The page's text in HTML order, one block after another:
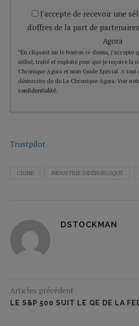
J'accepte de recevoir une
d'offres de la part de
Agora
*En cliquant sur le bouton ci-dessus, j’accepte
utilisé, traité et exploité pour que je reçoive la
Chronique Agora et mon Guide Spécial. A tout
désinscrire de de La Chronique Agora. Voir
confidentialité.
Trustpilot
CHINE INDUSTRIE SIDÉRURGIQUE
DSTOCKMAN
Articles précédent
LE S&P 500 SUIT LE QE DE LA